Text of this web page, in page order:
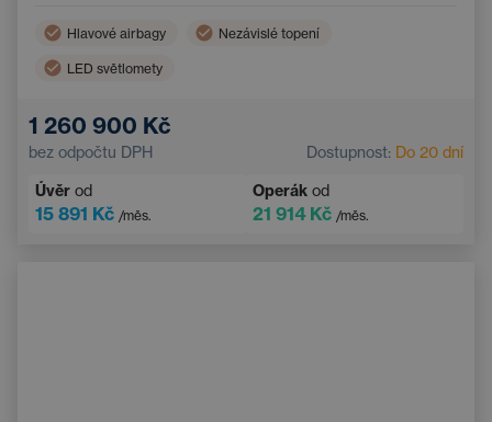
Hlavové airbagy Nezávislé topení
LED světlomety
Automatická klimatizace
Elektricky nastavitelné sedadlo řidiče s pamětí
1 260 900 Kč
bez odpočtu DPH Dostupnost: Do 20 dní
Úvěr od
15 891 Kč /měs.
Operák od
21 914 Kč /měs.